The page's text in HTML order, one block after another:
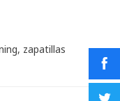
, zapatillas